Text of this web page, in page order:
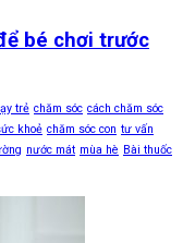
bé chơi trước
trẻ chăm sóc cách chăm sóc
khoẻ chăm sóc con tư vấn
nước mát mùa hè Bài thuốc